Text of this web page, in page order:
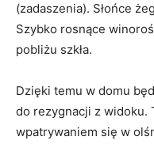
(zadaszenia). Słońce
Szybko rosnące
pobliżu szkła.
Dzięki temu w domu
do rezygnacji z widoku.
wpatrywaniem się w